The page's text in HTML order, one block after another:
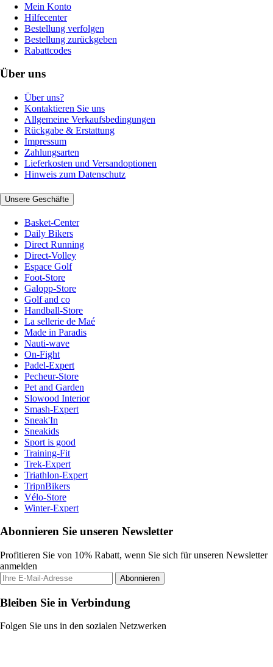
Mein Konto
Hilfecenter
Bestellung verfolgen
Bestellung zurückgeben
Rabattcodes
Über uns
Über uns?
Kontaktieren Sie uns
Allgemeine Verkaufsbedingungen
Rückgabe & Erstattung
Impressum
Zahlungsarten
Lieferkosten und Versandoptionen
Hinweis zum Datenschutz
Unsere Geschäfte
Basket-Center
Daily Bikers
Direct Running
Direct-Volley
Espace Golf
Foot-Store
Galopp-Store
Golf and co
Handball-Store
La sellerie de Maé
Made in Paradis
Nauti-wave
On-Fight
Padel-Expert
Pecheur-Store
Pet and Garden
Slowood Interior
Smash-Expert
Sneak'In
Sneakids
Sport is good
Training-Fit
Trek-Expert
Triathlon-Expert
TripnBikers
Vélo-Store
Winter-Expert
Abonnieren Sie unseren Newsletter
Profitieren Sie von 10% Rabatt, wenn Sie sich für unseren Newsletter
anmelden
Abonnieren
Bleiben Sie in Verbindung
Folgen Sie uns in den sozialen Netzwerken